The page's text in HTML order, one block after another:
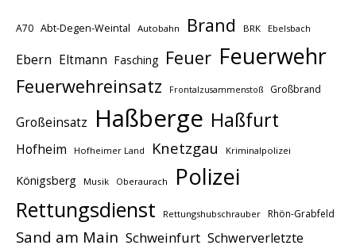
A70 Abt-Degen-Weintal Autobahn Brand BRK Ebelsbach
Ebern Eltmann Fasching Feuer Feuerwehr
Feuerwehreinsatz Frontalzusammenstoß Großbrand
Großeinsatz Haßberge Haßfurt
Hofheim Hofheimer Land Knetzgau Kriminalpolizei
Königsberg Musik Oberaurach Polizei
Rettungsdienst Rettungshubschrauber Rhön-Grabfeld
Sand am Main Schweinfurt Schwerverletzte